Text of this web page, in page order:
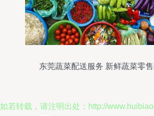
东莞蔬菜配送服务 新鲜蔬菜零
如若转载，请注明出处：http://